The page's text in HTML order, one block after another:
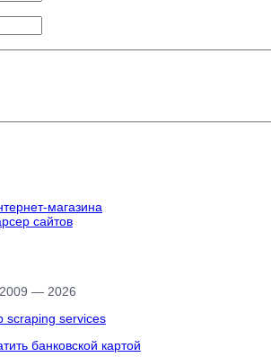
магазина
сайтов
— 2026
scraping services